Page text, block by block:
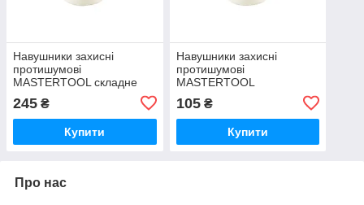
Навушники захисні
протишумові
MASTERTOOL складне
оголов&#x27;я III-EN 352-
1 SNR 25 DB
245 ₴
Купити
Навушники захисні
протишумові
MASTERTOOL
оголов&#x27;я III-EN 352-
1 SNR 22 DB
105₴
Купити
Про нас